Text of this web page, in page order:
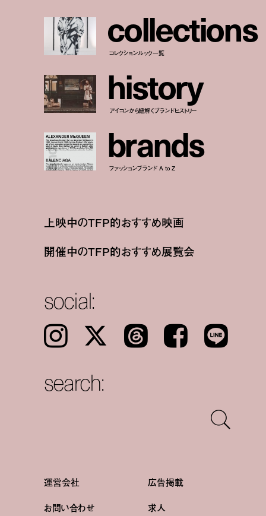
collections
コレクションルック一覧
history
アイコンから紐解くブランドヒストリー
brands
ファッションブランド A to Z
上映中のTFP的おすすめ映画
開催中のTFP的おすすめ展覧会
social:
Instagram 𝕏 Threads Facebook LINE
search:
運営会社
広告掲載
お問い合わせ
求人